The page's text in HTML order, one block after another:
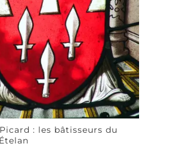
: les bâtisseurs du